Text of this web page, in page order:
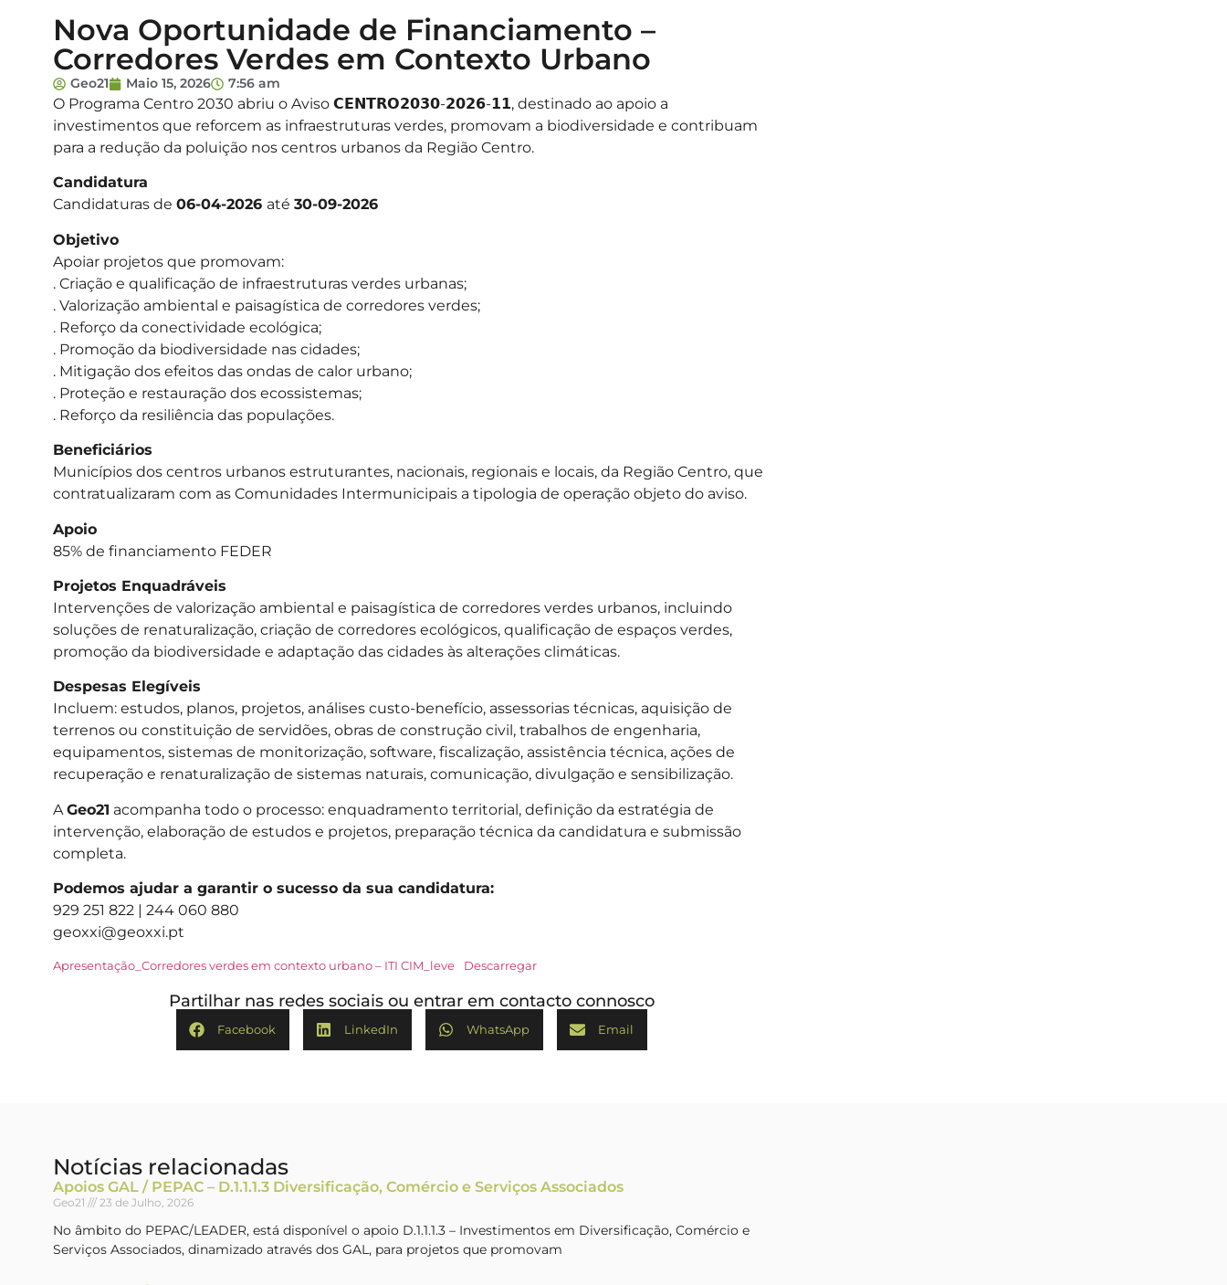
Nova Oportunidade de Financiamento –
Corredores Verdes em Contexto Urbano
Geo21 Maio 15, 2026 7:56 am
O Programa Centro 2030 abriu o Aviso 𝗖𝗘𝗡𝗧𝗥𝗢𝟮𝟬𝟯𝟬-𝟮𝟬𝟮𝟲-𝟭𝟭, destinado ao apoio a
investimentos que reforcem as infraestruturas verdes, promovam a biodiversidade e contribuam
para a redução da poluição nos centros urbanos da Região Centro.
Candidatura
Candidaturas de 06-04-2026 até 30-09-2026
Objetivo
Apoiar projetos que promovam:
. Criação e qualificação de infraestruturas verdes urbanas;
. Valorização ambiental e paisagística de corredores verdes;
. Reforço da conectividade ecológica;
. Promoção da biodiversidade nas cidades;
. Mitigação dos efeitos das ondas de calor urbano;
. Proteção e restauração dos ecossistemas;
. Reforço da resiliência das populações.
Beneficiários
Municípios dos centros urbanos estruturantes, nacionais, regionais e locais, da Região Centro, que
contratualizaram com as Comunidades Intermunicipais a tipologia de operação objeto do aviso.
Apoio
85% de financiamento FEDER
Projetos Enquadráveis
Intervenções de valorização ambiental e paisagística de corredores verdes urbanos, incluindo
soluções de renaturalização, criação de corredores ecológicos, qualificação de espaços verdes,
promoção da biodiversidade e adaptação das cidades às alterações climáticas.
Despesas Elegíveis
Incluem: estudos, planos, projetos, análises custo-benefício, assessorias técnicas, aquisição de
terrenos ou constituição de servidões, obras de construção civil, trabalhos de engenharia,
equipamentos, sistemas de monitorização, software, fiscalização, assistência técnica, ações de
recuperação e renaturalização de sistemas naturais, comunicação, divulgação e sensibilização.
A Geo21 acompanha todo o processo: enquadramento territorial, definição da estratégia de
intervenção, elaboração de estudos e projetos, preparação técnica da candidatura e submissão
completa.
Podemos ajudar a garantir o sucesso da sua candidatura:
929 251 822 | 244 060 880
geoxxi@geoxxi.pt
Apresentação_Corredores verdes em contexto urbano – ITI CIM_leve Descarregar
Partilhar nas redes sociais ou entrar em contacto connosco
Facebook LinkedIn WhatsApp Email
Notícias relacionadas
Apoios GAL / PEPAC – D.1.1.1.3 Diversificação, Comércio e Serviços Associados
Geo21 23 de Julho, 2026
No âmbito do PEPAC/LEADER, está disponível o apoio D.1.1.1.3 – Investimentos em Diversificação, Comércio e
Serviços Associados, dinamizado através dos GAL, para projetos que promovam